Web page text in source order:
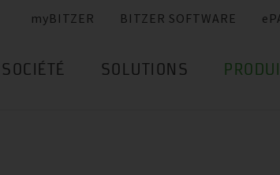
myBITZER BITZER SOFTWARE
SOCIÉTÉ SOLUTIONS